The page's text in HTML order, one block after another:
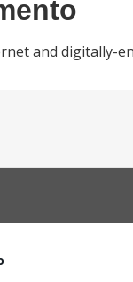
and digitally-